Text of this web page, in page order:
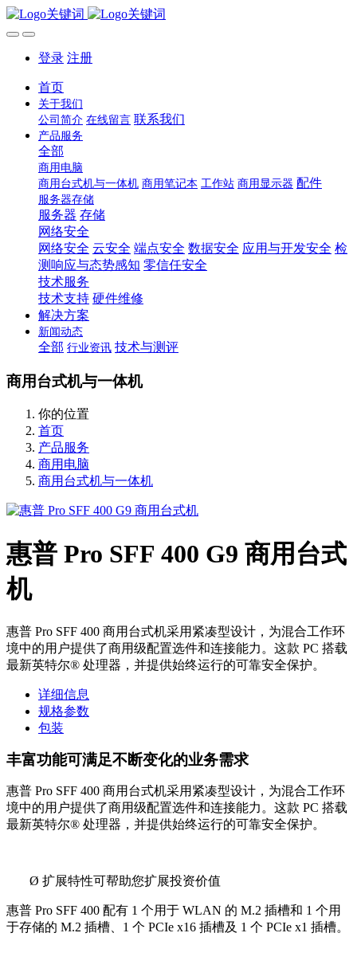
登录 注册
首页
关于我们
公司简介 在线留言 联系我们
产品服务
全部
商用电脑
商用台式机与一体机 商用笔记本 工作站 商用显示器 配件
服务器存储
服务器 存储
网络安全
网络安全 云安全 端点安全 数据安全 应用与开发安全 检
测响应与态势感知 零信任安全
技术服务
技术支持 硬件维修
解决方案
新闻动态
全部 行业资讯 技术与测评
商用台式机与一体机
你的位置
首页
产品服务
商用电脑
商用台式机与一体机
惠普 Pro SFF 400 G9 商用台式
机
惠普 Pro SFF 400 商用台式机采用紧凑型设计，为混合工作环
境中的用户提供了商用级配置选件和连接能力。这款 PC 搭载
最新英特尔® 处理器，并提供始终运行的可靠安全保护。
详细信息
规格参数
包装
丰富功能可满足不断变化的业务需求
惠普 Pro SFF 400 商用台式机采用紧凑型设计，为混合工作环
境中的用户提供了商用级配置选件和连接能力。这款 PC 搭载
最新英特尔® 处理器，并提供始终运行的可靠安全保护。
Ø 扩展特性可帮助您扩展投资价值
惠普 Pro SFF 400 配有 1 个用于 WLAN 的 M.2 插槽和 1 个用
于存储的 M.2 插槽、1 个 PCIe x16 插槽及 1 个 PCIe x1 插槽。